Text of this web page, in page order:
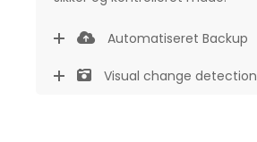
Automatiseret Backup
Visual change detection